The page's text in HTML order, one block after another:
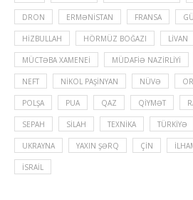
DRON ERMƏNISTAN FRANSA
HIZBULLAH HÖRMÜZ BOĞAZI LIVAN
MÜCTƏBA XAMENEI MÜDAFIƏ NAZIRLIYI
NEFT NIKOL PAŞINYAN NÜVƏ
POLŞA PUA QAZ QIYMƏT
SEPAH SILAH TEXNIKA TÜRKIYƏ
UKRAYNA YAXIN ŞƏRQ ÇIN
İSRAIL